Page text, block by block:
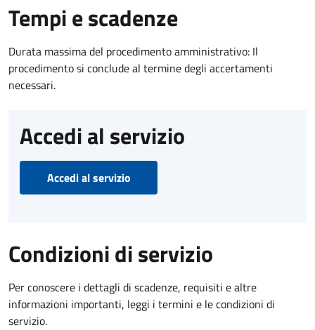
Tempi e scadenze
Durata massima del procedimento amministrativo: Il
procedimento si conclude al termine degli accertamenti
necessari.
Accedi al servizio
Accedi al servizio
Condizioni di servizio
Per conoscere i dettagli di scadenze, requisiti e altre
informazioni importanti, leggi i termini e le condizioni di
servizio.